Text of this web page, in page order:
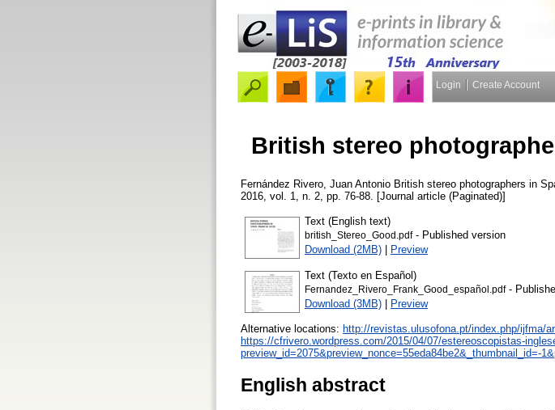
Login Create Account
British stereo
Fernández Rivero, Juan Antonio British stereo photographers in
2016, vol. 1, n. 2, pp. 76-88. [Journal article (Paginated)]
Text (English text)
british_Stereo_Good.pdf- Published version
Download (2MB) | Preview
Text (Texto en Español)
Fernandez_Rivero_Frank_Good_español.pdf-
Download (3MB) | Preview
Alternative locations: http://revistas.ulusofona.pt/index.php/ijfma/
https://cfrivero.wordpress.com/2015/04/07/estereoscopistas-
preview_id=2075&preview_nonce=55eda84be2&_thumbnail_id=-
English abstract